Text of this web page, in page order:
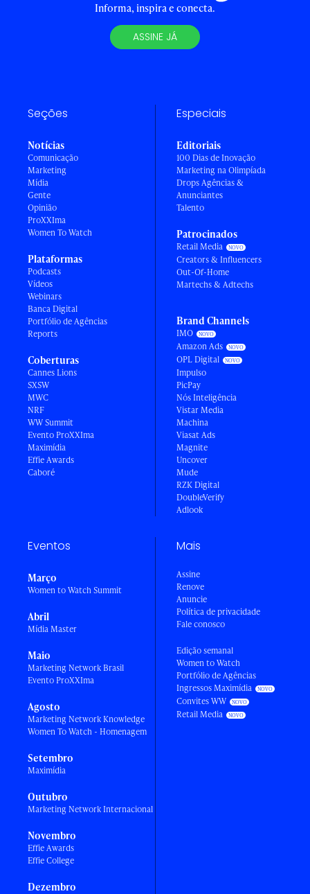
Informa, inspira e conecta.
ASSINE JÁ
Seções
Notícias
Comunicação
Marketing
Mídia
Gente
Opinião
ProXXIma
Women To Watch
Plataformas
Podcasts
Vídeos
Webinars
Banca Digital
Portfólio de Agências
Reports
Coberturas
Cannes Lions
SXSW
MWC
NRF
WW Summit
Evento ProXXIma
Maximídia
Effie Awards
Caboré
Especiais
Editoriais
100 Dias de Inovação
Marketing na Olimpíada
Drops Agências &
Anunciantes
Talento
Patrocinados
Retail Media
Creators & Influencers
Out-Of-Home
Martechs & Adtechs
Brand Channels
IMO
Amazon Ads
OPL Digital
Impulso
PicPay
Nós Inteligência
Vistar Media
Machina
Viasat Ads
Magnite
Uncover
Mude
RZK Digital
DoubleVerify
Adlook
Eventos
Março
Women to Watch Summit
Abril
Mídia Master
Maio
Marketing Network Brasil
Evento ProXXIma
Agosto
Marketing Network Knowledge
Women To Watch - Homenagem
Setembro
Maximídia
Outubro
Marketing Network Internacional
Novembro
Effie Awards
Effie College
Dezembro
Mais
Assine
Renove
Anuncie
Política de privacidade
Fale conosco
Edição semanal
Women to Watch
Portfólio de Agências
Ingressos Maximídia
Convites WW
Retail Media